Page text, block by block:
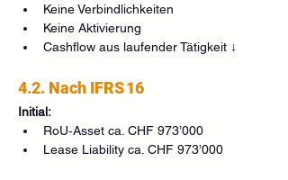
Keine Verbindlichkeiten
Keine Aktivierung
Cashflow aus laufender Tätigkeit ↓
4.2. Nach IFRS 16
Initial:
RoU‑Asset ca. CHF 973’000
Lease Liability ca. CHF 973’000